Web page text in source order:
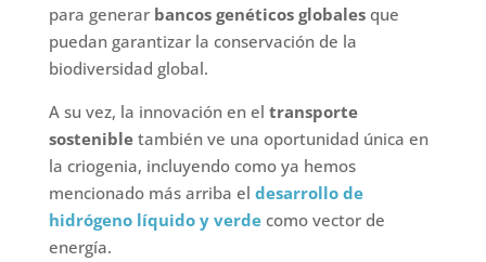
para generar bancos genéticos globalesque
puedan garantizar la conservación de la
biodiversidad global.
A su vez, la innovación en el transporte
sostenibletambién ve una oportunidad única en
la criogenia, incluyendo como ya hemos
mencionado más arriba el desarrollo de
hidrógeno líquido y verdecomo vector de
energía.